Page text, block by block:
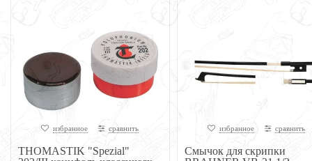
избранное сравнить
THOMASTIK "Spezial"
избранное сравнить
Смычок для скрипки